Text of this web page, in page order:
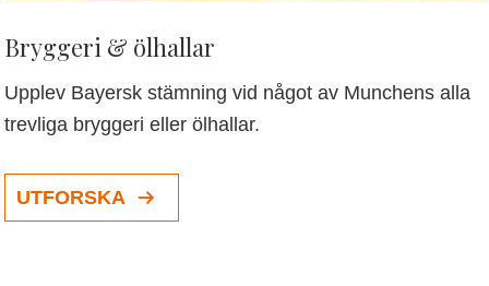
Bryggeri & ölhallar
Upplev Bayersk stämning vid något av Munchens alla
trevliga bryggeri eller ölhallar.
UTFORSKA